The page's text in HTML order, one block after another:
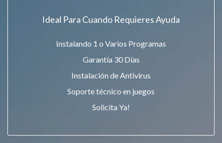
Ideal Para Cuando Requieres Ayuda
Instalando 1 o Varios Programas
Garantía 30 Días
Instalación de Antivirus
Soporte técnico en juegos
Solicita Ya!